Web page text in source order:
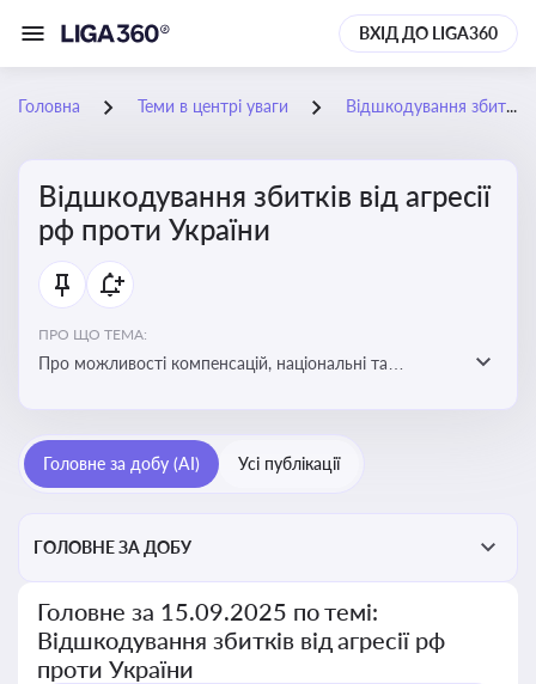
ВХІД ДО LIGA360
Головна Теми в центрі уваги Відшкодування збитків від агресії рф проти України
Відшкодування збитків від агресії
рф проти України
ПРО ЩО ТЕМА:
Про можливості компенсацій, національні та
Головне за добу (AI) Усі публікації
ГОЛОВНЕ ЗА ДОБУ
Головне за 15.09.2025 по темі:
Відшкодування збитків від агресії рф
проти України